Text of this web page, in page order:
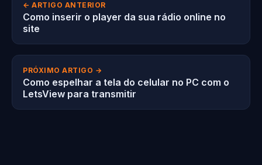
← ARTIGO ANTERIOR
Como inserir o player da sua rádio online no
site
PRÓXIMO ARTIGO →
Como espelhar a tela do celular no PC com o
LetsView para transmitir